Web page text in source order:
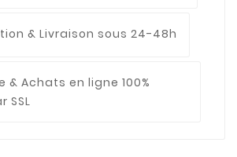
& Livraison sous 24-48h
& Achats en ligne 100%
SSL